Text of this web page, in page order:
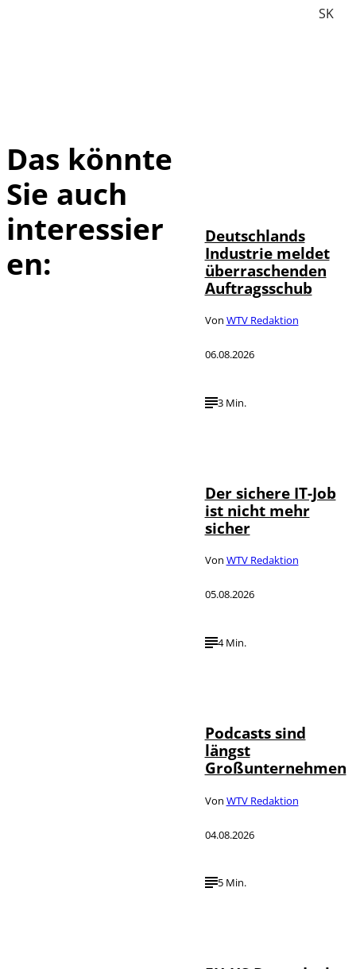
SK
Das könnte
Sie auch
interessier
en:
Deutschlands
Industrie meldet
überraschenden
Auftragsschub
Von WTV Redaktion
06.08.2026
3 Min.
Der sichere IT-Job
ist nicht mehr
sicher
Von WTV Redaktion
05.08.2026
4 Min.
Podcasts sind
längst
Großunternehmen
Von WTV Redaktion
04.08.2026
5 Min.